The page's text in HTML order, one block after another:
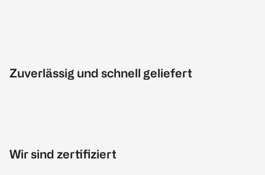
Zuverlässig und schnell geliefert
Wir sind zertifiziert